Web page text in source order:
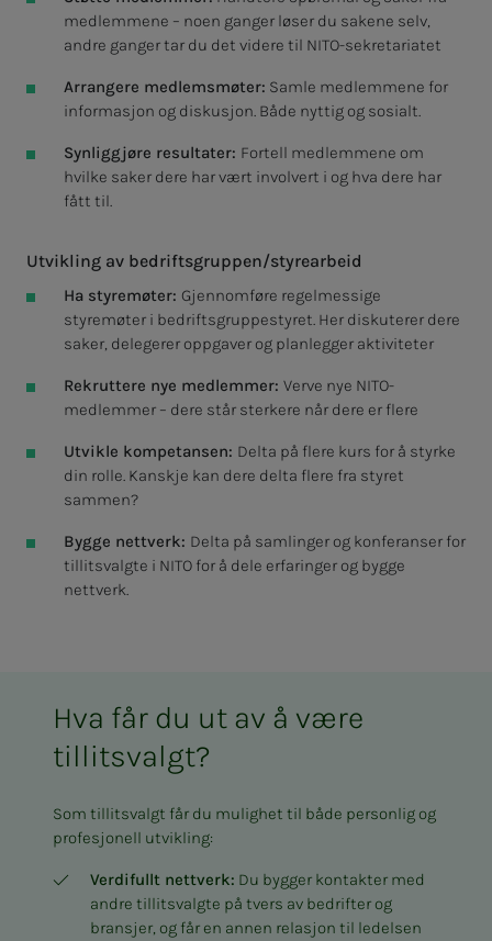
medlemmene – noen ganger løser du sakene selv,
andre ganger tar du det videre til NITO-sekretariatet
Arrangere medlemsmøter: Samle medlemmene for
informasjon og diskusjon. Både nyttig og sosialt.
Synliggjøre resultater: Fortell medlemmene om
hvilke saker dere har vært involvert i og hva dere har
fått til.
Utvikling av bedriftsgruppen/styrearbeid
Ha styremøter: Gjennomføre regelmessige
styremøter i bedriftsgruppestyret. Her diskuterer dere
saker, delegerer oppgaver og planlegger aktiviteter
Rekruttere nye medlemmer: Verve nye NITO-
medlemmer – dere står sterkere når dere er flere
Utvikle kompetansen: Delta på flere kurs for å styrke
din rolle. Kanskje kan dere delta flere fra styret
sammen?
Bygge nettverk: Delta på samlinger og konferanser for
tillitsvalgte i NITO for å dele erfaringer og bygge
nettverk.
Hva får du ut av å være
tillitsvalgt?
Som tillitsvalgt får du mulighet til både personlig og
profesjonell utvikling:
Verdifullt nettverk: Du bygger kontakter med
andre tillitsvalgte på tvers av bedrifter og
bransjer, og får en annen relasjon til ledelsen